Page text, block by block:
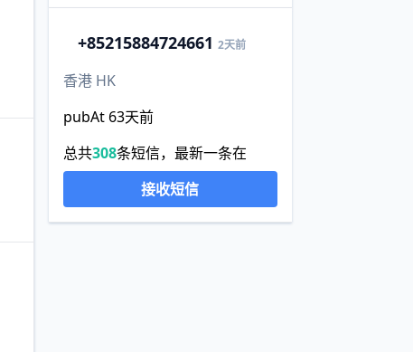
+85215884724661 2天前
香港 HK
pubAt 63天前
总共308条短信，最新一条在
接收短信